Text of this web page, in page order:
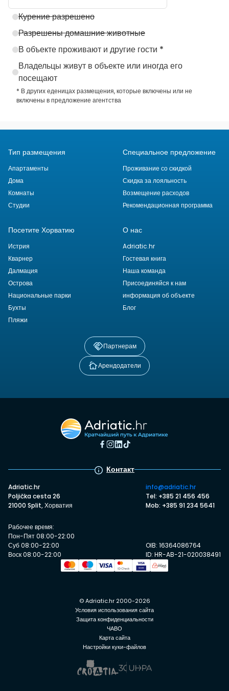
Проверьте доступность
Проверьте доступность
Курение разрешено
Разрешены домашние животные
В объекте проживают и другие гости *
Владельцы живут в объекте или иногда его
посещают
* В других еденицах размещения, которые включены или не
включены в предложение агентства
Тип размещения
Апартаменты
Дома
Комнаты
Студии
Специальное предложение
Проживание со скидкой
Скидка за лояльность
Возмещение расходов
Рекомендационная программа
Посетите Хорватию
Истрия
Кварнер
Далмация
Острова
Национальные парки
Бухты
Пляжи
О нас
Adriatic.hr
Гостевая книга
Наша команда
Присоединяйся к нам
информация об объекте
Блог
Партнерам
Арендодатели
Контакт
Adriatic.hr
Poljička cesta 26
21000 Split, Хорватия
info@adriatic.hr
Tel: +385 21 456 456
Mob: +385 91 234 5641
Рабочее время:
Пон-Пят 08:00-22:00
Суб 08:00-22:00
Воск 08:00-22:00
OIB: 16364086764
ID: HR-AB-21-020038491
© Adriatic.hr 2000-2026
Условия использования сайта
Защита конфиденциальности
ЧАВО
Карта сайта
Настройки куки-файлов